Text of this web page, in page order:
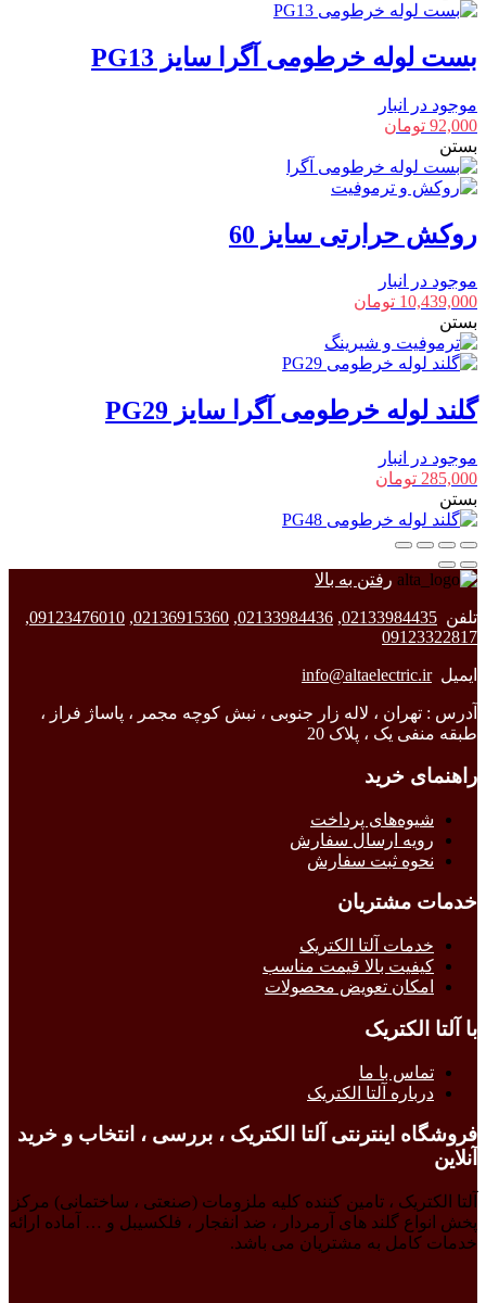
بست لوله خرطومی آگرا سایز PG13
موجود در انبار
92,000 تومان
بستن
روکش حرارتی سایز 60
موجود در انبار
10,439,000 تومان
بستن
گلند لوله خرطومی آگرا سایز PG29
موجود در انبار
285,000 تومان
بستن
رفتن به بالا
تلفن 02133984435
,
02133984436
,
02136915360
,
09123476010
,
09123322817
ایمیلinfo@altaelectric.ir
آدرس : تهران ، لاله زار جنوبی ، نبش کوچه مجمر ، پاساژ فراز ،
طبقه منفی یک ، پلاک 20
راهنمای خرید
شیوه‌های پرداخت
رویه ارسال سفارش
نحوه ثبت سفارش
خدمات مشتریان
خدمات آلتا الکتریک
کیفیت بالا قیمت مناسب
امکان تعویض محصولات
با آلتا الکتریک
تماس با ما
درباره آلتا الکتریک
فروشگاه اینترنتی آلتا الکتریک ، بررسی ، انتخاب و خرید
آنلاین
آلتا الکتریک ، تامین کننده کلیه ملزومات (صنعتی ، ساختمانی) مرکز
پخش انواع گلند های آرمردار ، ضد انفجار ، فلکسیبل و … آماده ارائه
خدمات کامل به مشتریان می باشد.